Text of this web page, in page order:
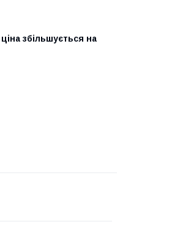
збільшується на